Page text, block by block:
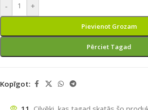
- +
Pievienot Grozam
Pērciet Tagad
Kopīgot: